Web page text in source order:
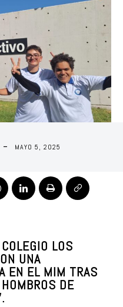
MAYO 5, 2025
LOS
UNA
EN EL MIM TRAS
DE